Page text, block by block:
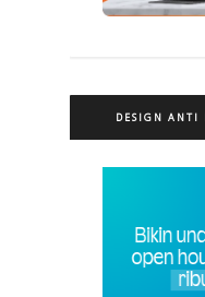
DESIGN ANTI